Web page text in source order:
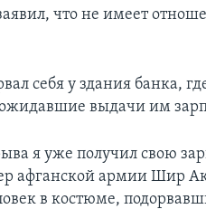
что не имеет
себя у здания банка,
ожидавшие выдачи им
я уже получил свою
афганской армии Шир
в костюме,